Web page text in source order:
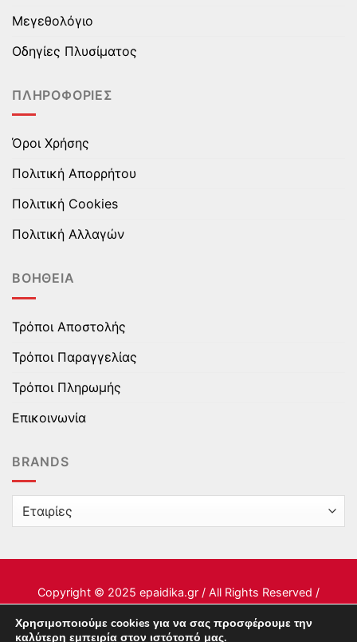
επιλεγούν
στη
σελίδα
προϊόντος
Μεγεθολόγιο
Οδηγίες Πλυσίματος
ΠΛΗΡΟΦΟΡΊΕΣ
Όροι Χρήσης
Πολιτική Απορρήτου
Πολιτική Cookies
Πολιτική Αλλαγών
ΒΟΉΘΕΙΑ
Τρόποι Αποστολής
Τρόποι Παραγγελίας
Τρόποι Πληρωμής
Επικοινωνία
BRANDS
Copyright © 2025 epaidika.gr / All Rights Reserved /
Χρησιμοποιούμε cookies για να σας προσφέρουμε την
καλύτερη εμπειρία στον ιστότοπό μας.